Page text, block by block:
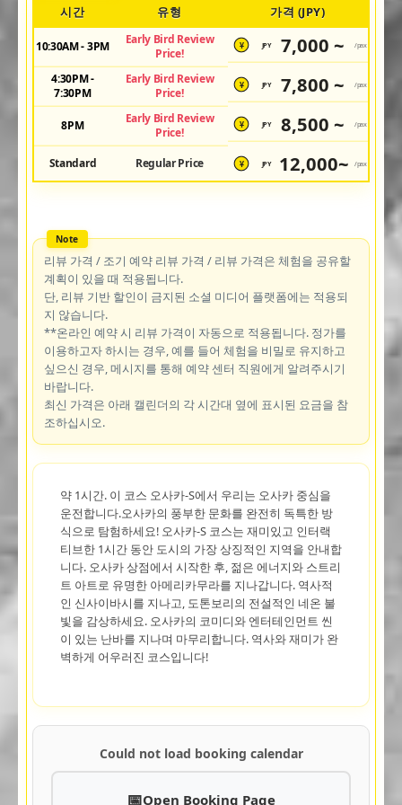
시간 유형 가격 (JPY)
10:30AM - 3PM
Early Bird Review
Price!
¥ JPY 7,000 ~ /pax
4:30PM -
7:30PM
Early Bird Review
Price!
¥ JPY 7,800 ~ /pax
8PM
Early Bird Review
Price!
¥ JPY 8,500 ~ /pax
Standard Regular Price ¥ JPY 12,000~ /pax
리뷰 가격 / 조기 예약 리뷰 가격 / 리뷰 가격은 체험을 공유할
계획이 있을 때 적용됩니다.
단, 리뷰 기반 할인이 금지된 소셜 미디어 플랫폼에는 적용되
지 않습니다.
**온라인 예약 시 리뷰 가격이 자동으로 적용됩니다. 정가를
이용하고자 하시는 경우, 예를 들어 체험을 비밀로 유지하고
싶으신 경우, 메시지를 통해 예약 센터 직원에게 알려주시기
바랍니다.
최신 가격은 아래 캘린더의 각 시간대 옆에 표시된 요금을 참
조하십시오.
약 1시간. 이 코스 오사카-S에서 우리는 오사카 중심을
운전합니다.오사카의 풍부한 문화를 완전히 독특한 방
식으로 탐험하세요! 오사카-S 코스는 재미있고 인터랙
티브한 1시간 동안 도시의 가장 상징적인 지역을 안내합
니다. 오사카 상점에서 시작한 후, 젊은 에너지와 스트리
트 아트로 유명한 아메리카무라를 지나갑니다. 역사적
인 신사이바시를 지나고, 도톤보리의 전설적인 네온 불
빛을 감상하세요. 오사카의 코미디와 엔터테인먼트 씬
이 있는 난바를 지나며 마무리합니다. 역사와 재미가 완
벽하게 어우러진 코스입니다!
Could not load booking calendar
Open Booking Page